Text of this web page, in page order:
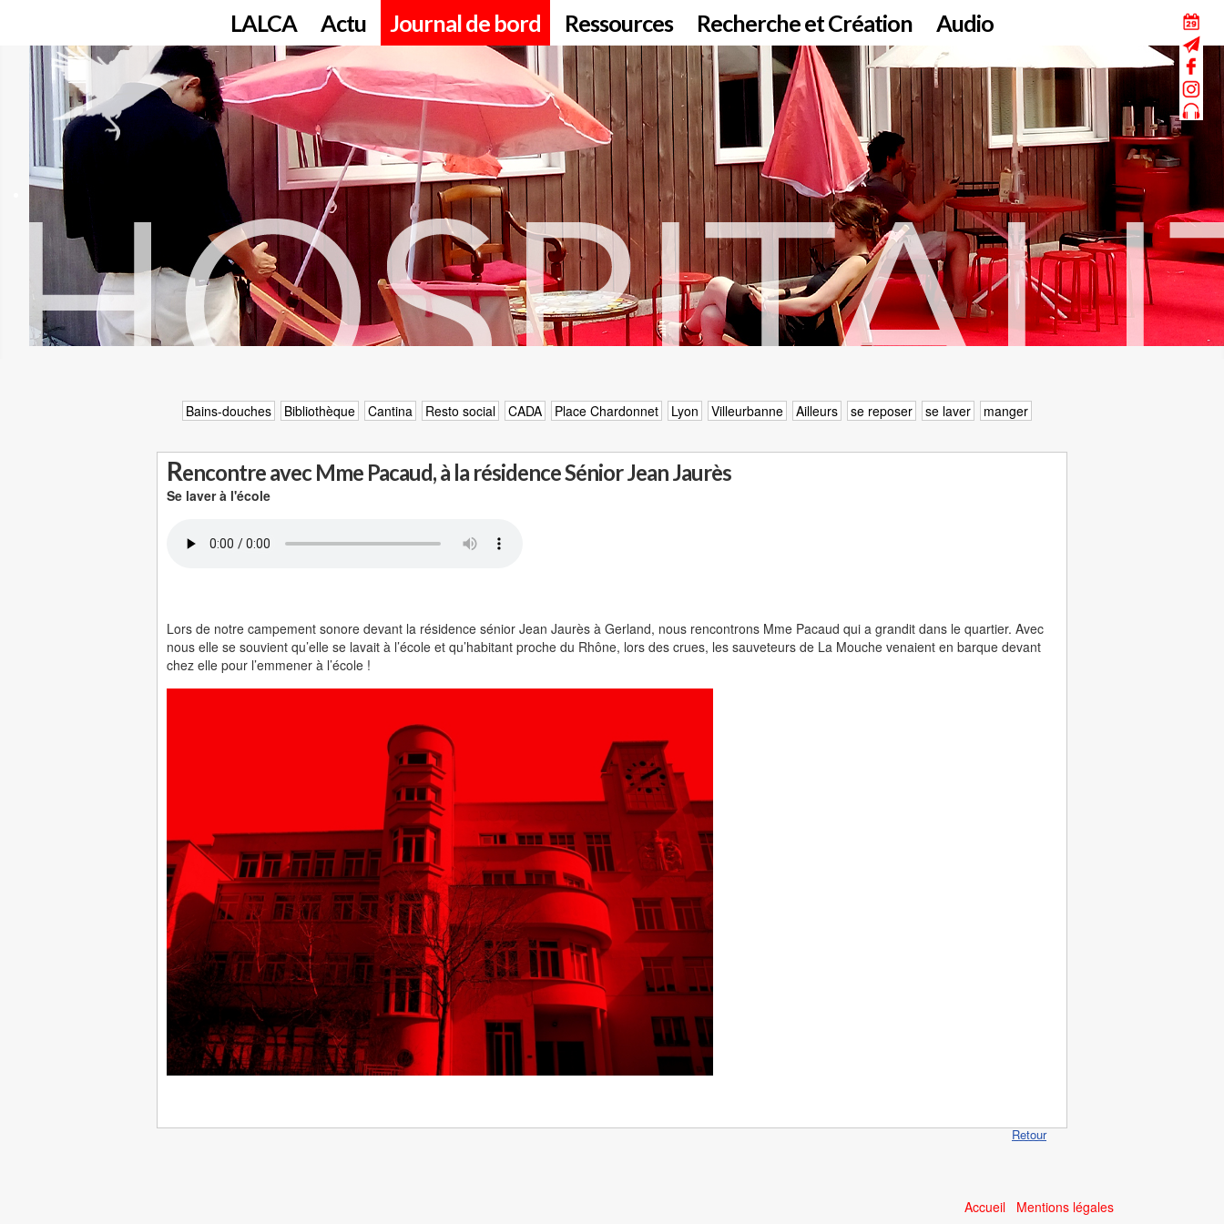
LALCA Actu Journal de bord Ressources Recherche et Création Audio
Bains-douches Bibliothèque Cantina Resto social CADA Place Chardonnet Lyon Villeurbanne Ailleurs se reposer se laver manger
Rencontre avec Mme Pacaud, à la résidence Sénior Jean Jaurès
Se laver à l'école
Lors de notre campement sonore devant la résidence sénior Jean Jaurès à Gerland, nous rencontrons Mme Pacaud qui a grandit dans le quartier. Avec
nous elle se souvient qu’elle se lavait à l’école et qu’habitant proche du Rhône, lors des crues, les sauveteurs de La Mouche venaient en barque devant
chez elle pour l’emmener à l’école !
Retour
Accueil Mentions légales